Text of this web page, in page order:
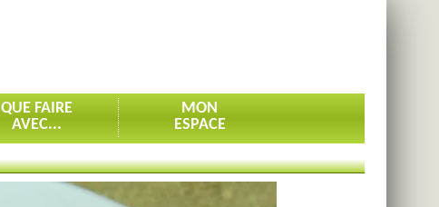
QUE FAIRE
AVEC...
MON
ESPACE